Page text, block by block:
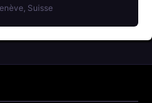
Suisse